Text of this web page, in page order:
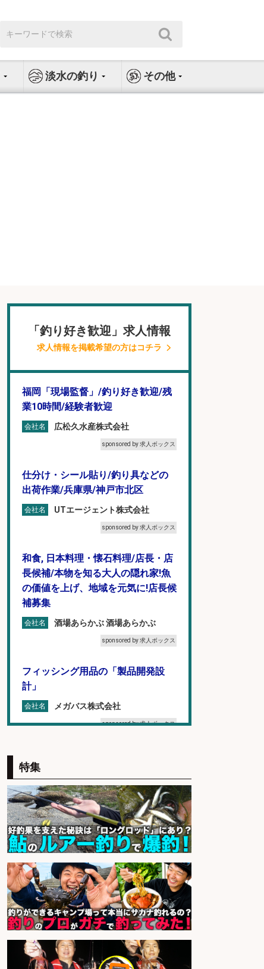
索:
淡水の釣り その他
「釣り好き歓迎」求人情報
求人情報を掲載希望の方はコチラ
福岡「現場監督」/釣り好き歓迎/残
業10時間/経験者歓迎
会社名 広松久水産株式会社
sponsored by 求人ボックス
仕分け・シール貼り/釣り具などの
出荷作業/兵庫県/神戸市北区
会社名 UTエージェント株式会社
sponsored by 求人ボックス
和食, 日本料理・懐石料理/店長・店
長候補/本物を知る大人の隠れ家!魚
の価値を上げ、地域を元気に!店長候
補募集
会社名 酒場あらかぶ 酒場あらかぶ
sponsored by 求人ボックス
フィッシング用品の「製品開発設
計」
会社名 メガバス株式会社
sponsored by 求人ボックス
ットを生む、裁量バイヤー募集
会社名 株式会社コムライン
sponsored by 求人ボックス
和食, 居酒屋/キッチンスタッフ/天草
の魚と馬刺しの店 キッチンスタッフ
正社員募集
会社名
天草の魚と馬刺しの店 魚粋 天草
の魚と馬刺しの店 魚粋
sponsored by 求人ボックス
精肉・青果・鮮魚販売/お魚のカッ
トや商品の陳列業務/時間選べる×未
特集